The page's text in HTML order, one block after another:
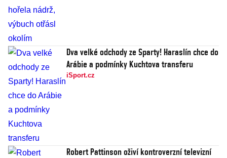
Dva velké odchody ze Sparty! Haraslín chce do
Arábie a podmínky Kuchtova transferu
iSport.cz
Robert Pattinson oživí kontroverzní televizní